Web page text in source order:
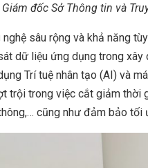
đốc Sở Thông tin và
sâu rộng và khả năng
dữ liệu ứng dụng trong
Trí tuệ nhân tạo (AI) và
trội trong việc cắt giảm thời
cũng như đảm bảo tối